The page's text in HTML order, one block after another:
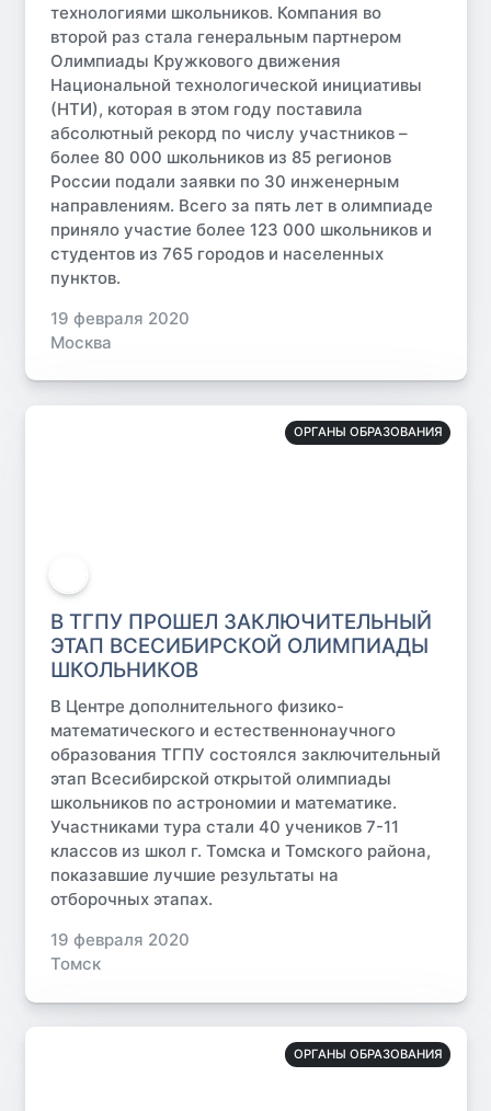
технологиями школьников. Компания во
второй раз стала генеральным партнером
Олимпиады Кружкового движения
Национальной технологической инициативы
(НТИ), которая в этом году поставила
абсолютный рекорд по числу участников –
более 80 000 школьников из 85 регионов
России подали заявки по 30 инженерным
направлениям. Всего за пять лет в олимпиаде
приняло участие более 123 000 школьников и
студентов из 765 городов и населенных
пунктов.
19 февраля 2020
Москва
ОРГАНЫ ОБРАЗОВАНИЯ
В ТГПУ ПРОШЕЛ ЗАКЛЮЧИТЕЛЬНЫЙ
ЭТАП ВСЕСИБИРСКОЙ ОЛИМПИАДЫ
ШКОЛЬНИКОВ
В Центре дополнительного физико-
математического и естественнонаучного
образования ТГПУ состоялся заключительный
этап Всесибирской открытой олимпиады
школьников по астрономии и математике.
Участниками тура стали 40 учеников 7-11
классов из школ г. Томска и Томского района,
показавшие лучшие результаты на
отборочных этапах.
19 февраля 2020
Томск
ОРГАНЫ ОБРАЗОВАНИЯ